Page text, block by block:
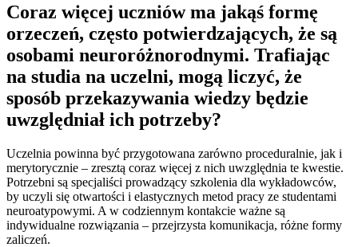
Coraz więcej uczniów ma jakąś formę
orzeczeń, często potwierdzających, że są
osobami neuroróżnorodnymi. Trafiając
na studia na uczelni, mogą liczyć, że
sposób przekazywania wiedzy będzie
uwzględniał ich potrzeby?
Uczelnia powinna być przygotowana zarówno proceduralnie, jak i
merytorycznie – zresztą coraz więcej z nich uwzględnia te kwestie.
Potrzebni są specjaliści prowadzący szkolenia dla wykładowców,
by uczyli się otwartości i elastycznych metod pracy ze studentami
neuroatypowymi. A w codziennym kontakcie ważne są
indywidualne rozwiązania – przejrzysta komunikacja, różne formy
zaliczeń.